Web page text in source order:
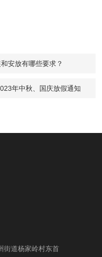
安放有哪些要求？
年中秋、国庆放假通知
街道杨家岭村东首